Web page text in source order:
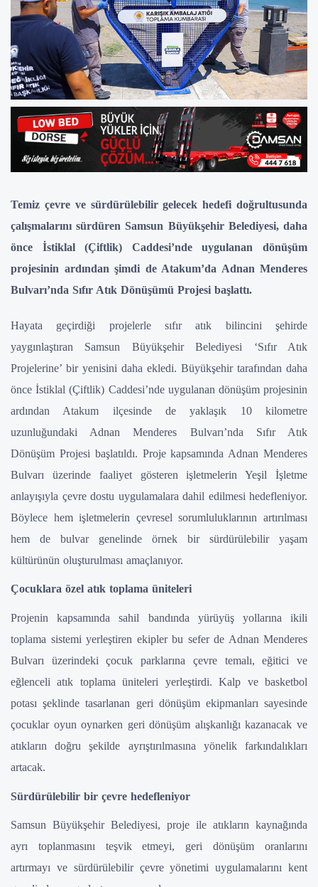
Temiz çevre ve sürdürülebilir gelecek hedefi doğrultusunda
çalışmalarını sürdüren Samsun Büyükşehir Belediyesi, daha
önce İstiklal (Çiftlik) Caddesi’nde uygulanan dönüşüm
projesinin ardından şimdi de Atakum’da Adnan Menderes
Bulvarı’nda Sıfır Atık Dönüşümü Projesi başlattı.
Hayata geçirdiği projelerle sıfır atık bilincini şehirde
yaygınlaştıran Samsun Büyükşehir Belediyesi ‘Sıfır Atık
Projelerine’ bir yenisini daha ekledi. Büyükşehir tarafından daha
önce İstiklal (Çiftlik) Caddesi’nde uygulanan dönüşüm projesinin
ardından Atakum ilçesinde de yaklaşık 10 kilometre
uzunluğundaki Adnan Menderes Bulvarı’nda Sıfır Atık
Dönüşüm Projesi başlatıldı. Proje kapsamında Adnan Menderes
Bulvarı üzerinde faaliyet gösteren işletmelerin Yeşil İşletme
anlayışıyla çevre dostu uygulamalara dahil edilmesi hedefleniyor.
Böylece hem işletmelerin çevresel sorumluluklarının artırılması
hem de bulvar genelinde örnek bir sürdürülebilir yaşam
kültürünün oluşturulması amaçlanıyor.
Çocuklara özel atık toplama üniteleri
Projenin kapsamında sahil bandında yürüyüş yollarına ikili
toplama sistemi yerleştiren ekipler bu sefer de Adnan Menderes
Bulvarı üzerindeki çocuk parklarına çevre temalı, eğitici ve
eğlenceli atık toplama üniteleri yerleştirdi. Kalp ve basketbol
potası şeklinde tasarlanan geri dönüşüm ekipmanları sayesinde
çocuklar oyun oynarken geri dönüşüm alışkanlığı kazanacak ve
atıkların doğru şekilde ayrıştırılmasına yönelik farkındalıkları
artacak.
Sürdürülebilir bir çevre hedefleniyor
Samsun Büyükşehir Belediyesi, proje ile atıkların kaynağında
ayrı toplanmasını teşvik etmeyi, geri dönüşüm oranlarını
artırmayı ve sürdürülebilir çevre yönetimi uygulamalarını kent